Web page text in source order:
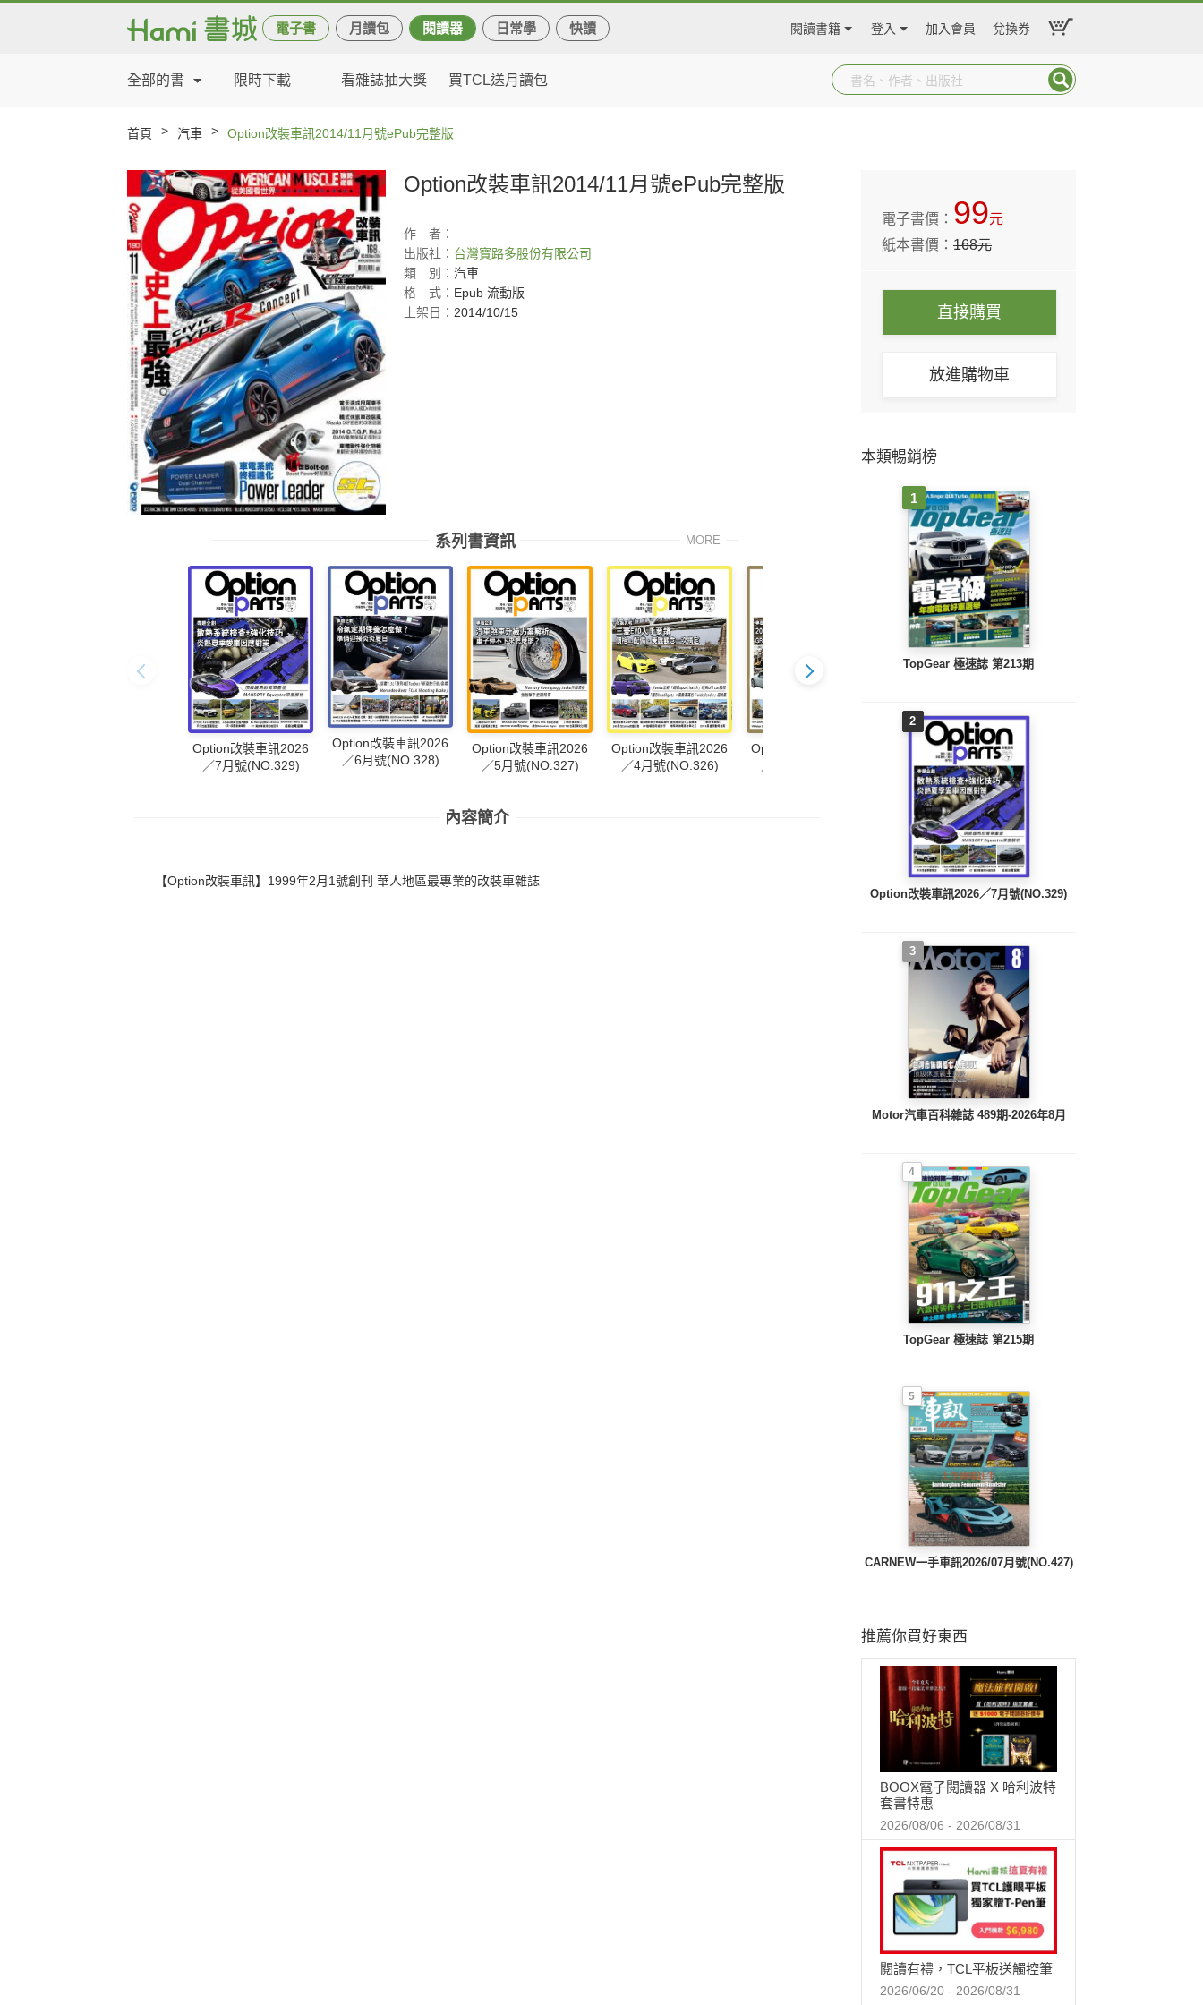
電子書 月讀包 閱讀器 日常學 快讀 閱讀書籍 登入 加入會員 兌換券
全部的書 限時下載 看雜誌抽大獎 買TCL送月讀包
首頁 > 汽車 > Option改裝車訊2014/11月號ePub完整版
Option改裝車訊2014/11月號ePub完整版
作
者：
出版社： 台灣寶路多股份有限公司
類
別： 汽車
格
式： Epub 流動版
上架日： 2014/10/15
系列書資訊 MORE
Option改裝車訊2026
／7月號(NO.329)
Option改裝車訊2026
／6月號(NO.328)
Option改裝車訊2026
／5月號(NO.327)
Option改裝車訊2026
／4月號(NO.326)
Option改裝車訊2026
Option改裝車訊
2026/2月號(NO.324)
內容簡介
【Option改裝車訊】1999年2月1號創刊 華人地區最專業的改裝車雜誌
電子書價： 99元
紙本書價：168元
直接購買
放進購物車
本類暢銷榜
1
TopGear 極速誌 第213期
2
Option改裝車訊2026／7月號(NO.329)
3
Motor汽車百科雜誌 489期-2026年8月
4
TopGear 極速誌 第215期
5
CARNEW一手車訊2026/07月號(NO.427)
推薦你買好東西
BOOX電子閱讀器 X 哈利波特
套書特惠
2026/08/06 - 2026/08/31
閱讀有禮，TCL平板送觸控筆
2026/06/20 - 2026/08/31